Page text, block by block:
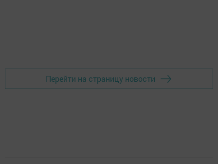
Перейти на страницу новости